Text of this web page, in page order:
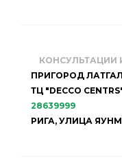
КОНСУЛЬТАЦИИ
ПРИГОРОД
ТЦ "DECCO
28639999
РИГА, УЛИЦА